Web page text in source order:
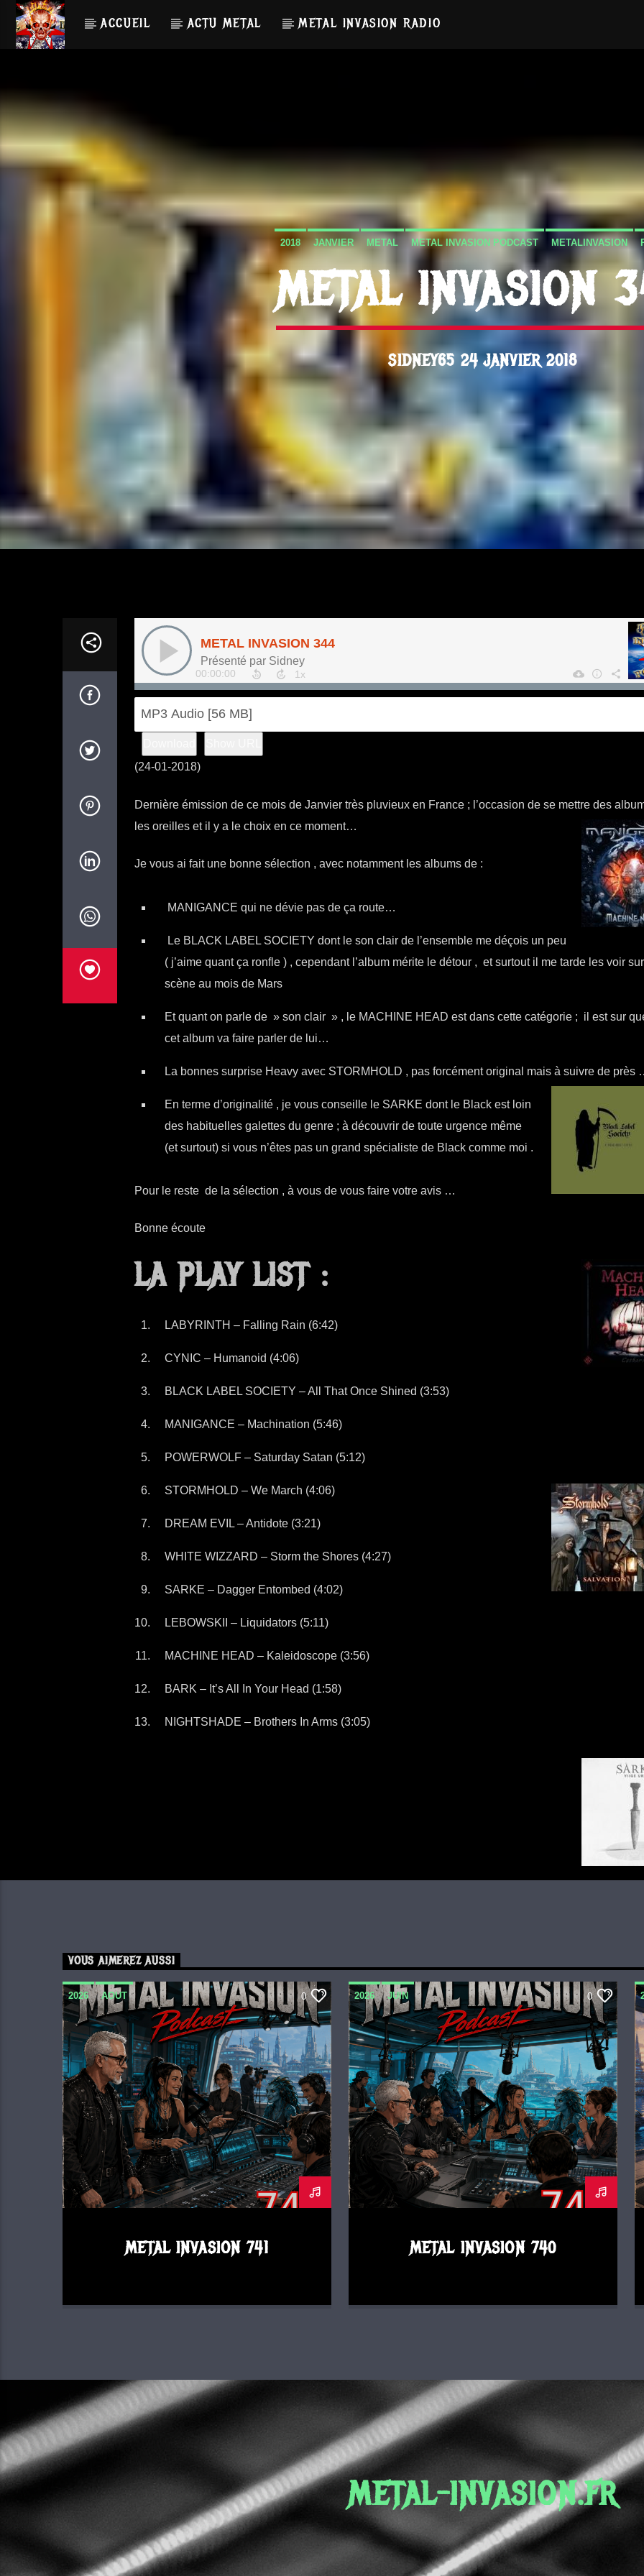
ACCUEIL ACTU METAL METAL INVASION RADIO
2018 JANVIER METAL METAL INVASION PODCAST METALINVASION
METAL INVASION
SIDNEY65 24 JANVIER 2018
(24-01-2018)
Dernière émission de ce mois de Janvier très pluvieux en France ; l’occasion de se mettre des
les oreilles et il y a le choix en ce moment…
Je vous ai fait une bonne sélection , avec notamment les albums de :
MANIGANCE qui ne dévie pas de ça route…
Le BLACK LABEL SOCIETY dont le son clair de l’ensemble me déçois un peu
( j’aime quant ça ronfle ) , cependant l’album mérite le détour , et surtout il me tarde les voir sur
scène au mois de Mars
Et quant on parle de » son clair » , le MACHINE HEAD est dans cette catégorie ; il est sur
cet album va faire parler de lui…
La bonnes surprise Heavy avec STORMHOLD , pas forcément original mais à suivre de près
En terme d’originalité , je vous conseille le SARKE dont le Black est loin
des habituelles galettes du genre ; à découvrir de toute urgence même
(et surtout) si vous n’êtes pas un grand spécialiste de Black comme moi .
Pour le reste de la sélection , à vous de vous faire votre avis …
Bonne écoute
LA PLAY LIST :
LABYRINTH – Falling Rain (6:42)
CYNIC – Humanoid (4:06)
BLACK LABEL SOCIETY – All That Once Shined (3:53)
MANIGANCE – Machination (5:46)
POWERWOLF – Saturday Satan (5:12)
STORMHOLD – We March (4:06)
DREAM EVIL – Antidote (3:21)
WHITE WIZZARD – Storm the Shores (4:27)
SARKE – Dagger Entombed (4:02)
LEBOWSKII – Liquidators (5:11)
MACHINE HEAD – Kaleidoscope (3:56)
BARK – It’s All In Your Head (1:58)
NIGHTSHADE – Brothers In Arms (3:05)
VOUS AIMEREZ AUSSI
2026 AOUT
METAL INVASION PODCAST
0
METAL INVASION 741
2026 JUIN
METAL INVASION PODCAST
0
METAL INVASION 740
METAL-INVASION.FR